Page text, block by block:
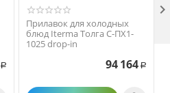
Р
Прилавок для холодных
блюд Iterma Толга С-ПХ1-
1025 drop-in
94 164 Р
